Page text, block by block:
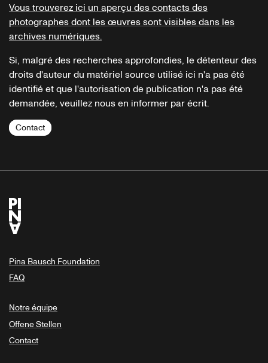
Vous trouverez ici un aperçu des contacts des
photographes dont les œuvres sont visibles dans les
archives numériques.
Si, malgré des recherches approfondies, le détenteur des
droits d'auteur du matériel source utilisé ici n'a pas été
identifié et que l'autorisation de publication n'a pas été
demandée, veuillez nous en informer par écrit.
Contact
Pina Bausch Foundation
FAQ
Notre équipe
Offene Stellen
Contact